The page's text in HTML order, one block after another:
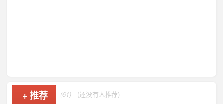
+推荐 (61) (还没有人推荐)